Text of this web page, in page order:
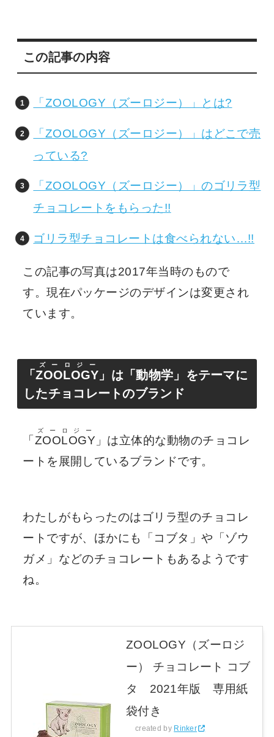
この記事の内容
「ZOOLOGY（ズーロジー）」とは?
「ZOOLOGY（ズーロジー）」はどこで売
っている?
「ZOOLOGY（ズーロジー）」のゴリラ型
チョコレートをもらった!!
ゴリラ型チョコレートは食べられない…!!
この記事の写真は2017年当時のもので
す。現在パッケージのデザインは変更され
ています。
「ZOOLOGY
ズーロジー
」は「動物学」をテーマに
したチョコレートのブランド
「ZOOLOGY
ズーロジー
」は立体的な動物のチョコレ
ートを展開しているブランドです。
わたしがもらったのはゴリラ型のチョコレ
ートですが、ほかにも「コブタ」や「ゾウ
ガメ」などのチョコレートもあるようです
ね。
ZOOLOGY（ズーロジ
ー） チョコレート コブ
タ 2021年版 専用紙
袋付き
created by Rinker